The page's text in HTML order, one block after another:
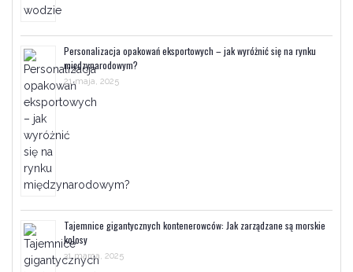
Personalizacja opakowań eksportowych – jak wyróżnić się na rynku
międzynarodowym?
21 maja, 2025
Tajemnice gigantycznych kontenerowców: Jak zarządzane są morskie
kolosy
31 marca, 2025